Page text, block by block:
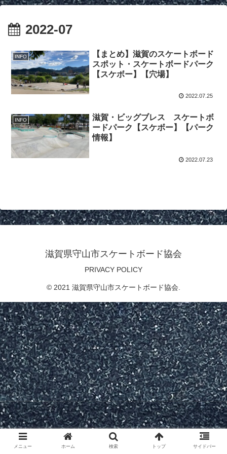
2022-07
INFO
【まとめ】滋賀のスケートボード
スポット・スケートボードパーク
【スケボー】【穴場】
2022.07.25
INFO
滋賀・ビッグブレス スケートボ
ードパーク【スケボー】【パーク
情報】
2022.07.23
滋賀県守山市スケートボード協会
PRIVACY POLICY
© 2021 滋賀県守山市スケートボード協会.
メニュー ホーム 検索 トップ サイドバー